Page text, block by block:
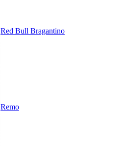
Red Bull Bragantino
Remo